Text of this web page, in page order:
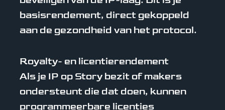
basisrendement, direct gekoppeld
aan de gezondheid van het protocol.
Royalty- en licentierendement
Als je IP op Story bezit of makers
ondersteunt die dat doen, kunnen
programmeerbare licenties